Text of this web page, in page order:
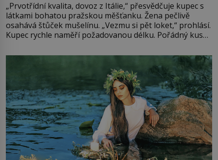
„Prvotřídní kvalita, dovoz z Itálie,“ přesvědčuje kupec s
látkami bohatou pražskou měšťanku. Žena pečlivě
osahává štůček mušelínu. „Vezmu si pět loket,“ prohlásí.
Kupec rychle naměří požadovanou délku. Pořádný kus
milostpaní. Stačí jenom na sukni,“ zhodnotí švadlena
množství růžového mušelínu. „Ošidili vás, podívejte.“